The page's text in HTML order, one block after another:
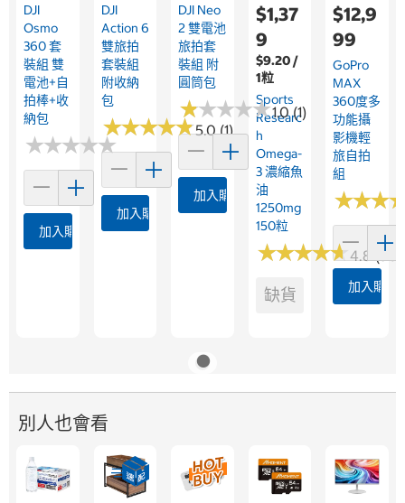
DJI
Osmo
360 套
裝組 雙
電池+自
拍棒+收
納包
★★★★★
★★★★★
加入購物車
DJI
Action 6
雙旅拍
套裝組
附收納
包
★★★★★
★★★★★5.0 (1)
加入購物車
DJI Neo
2 雙電池
旅拍套
裝組 附
圓筒包
★★★★★
★★★★★1.0 (1)
加入購物車
$1,37
9
$9.20 /
1粒
Sports
Researc
H
Omega-
3 濃縮魚
油
1250mg
150粒
★★★★★
★★★★★4.8
缺貨
$12,9
99
GoPro
MAX
360度多
功能攝
影機輕
旅自拍
組
★★★
★★★
加入購物
別人也會看